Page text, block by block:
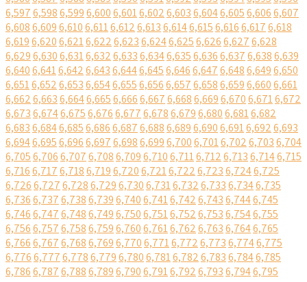
6,5976,5986,5996,6006,6016,6026,6036,6046,6056,6066,607
6,6086,6096,6106,6116,6126,6136,6146,6156,6166,6176,618
6,6196,6206,6216,6226,6236,6246,6256,6266,6276,628
6,6296,6306,6316,6326,6336,6346,6356,6366,6376,6386,639
6,6406,6416,6426,6436,6446,6456,6466,6476,6486,6496,650
6,6516,6526,6536,6546,6556,6566,6576,6586,6596,6606,661
6,6626,6636,6646,6656,6666,6676,6686,6696,6706,6716,672
6,6736,6746,6756,6766,6776,6786,6796,6806,6816,682
6,6836,6846,6856,6866,6876,6886,6896,6906,6916,6926,693
6,6946,6956,6966,6976,6986,6996,7006,7016,7026,7036,704
6,7056,7066,7076,7086,7096,7106,7116,7126,7136,7146,715
6,7166,7176,7186,7196,7206,7216,7226,7236,7246,725
6,7266,7276,7286,7296,7306,7316,7326,7336,7346,735
6,7366,7376,7386,7396,7406,7416,7426,7436,7446,745
6,7466,7476,7486,7496,7506,7516,7526,7536,7546,755
6,7566,7576,7586,7596,7606,7616,7626,7636,7646,765
6,7666,7676,7686,7696,7706,7716,7726,7736,7746,775
6,7766,7776,7786,7796,7806,7816,7826,7836,7846,785
6,7866,7876,7886,7896,7906,7916,7926,7936,7946,795